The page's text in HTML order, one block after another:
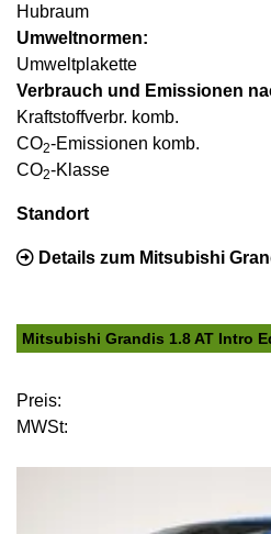
Hubraum
Umweltnormen:
Umweltplakette
Verbrauch und Emissionen
Kraftstoffverbr. komb.
CO2-Emissionen komb.
CO2-Klasse
Standort
Details zum Mitsubishi
Mitsubishi Grandis 1.8 AT Intro
Preis:
MWSt: